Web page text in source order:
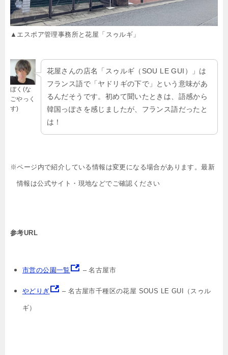
▲エスポア管理事務所と花屋「スゥルギ」
ぼく(な
ごやっく
す)
花屋さんの店名「スゥルギ（SOU LE GUI）」は
フランス語で「ヤドリギの下で」という意味があ
るんだそうです。初めて聞いたときは、語感から
韓国っぽさを感じましたが、フランス語だったと
は！
※ページ内で紹介している情報は変更になる場合があります。最新
情報は公式サイト・現地などでご確認ください
参考URL
市営の公園一覧 – 名古屋市
やどりぎ – 名古屋市千種区の花屋 SOUS LE GUI（スゥル
ギ）